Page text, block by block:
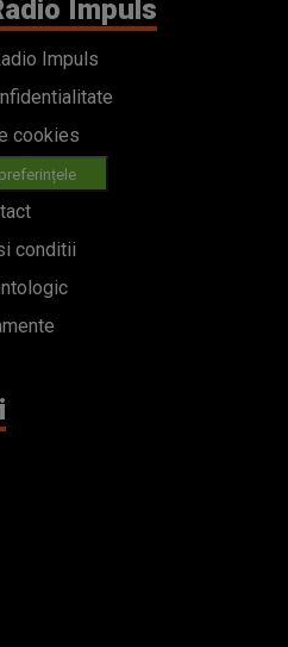
Impuls
Impuls
cookies
conditii